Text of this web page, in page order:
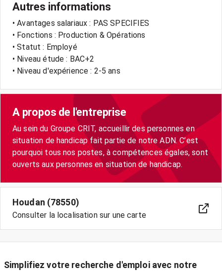
Autres informations
• Avantages salariaux : PAS SPECIFIES
• Fonctions : Production & Opérations
• Statut : Employé
• Niveau étude : BAC+2
• Niveau d'expérience : 2-5 ans
A propos de l'entreprise
Au sein du Groupe CRIT, accueillir des personnes en
situation de handicap fait partie de notre ADN. C’est
pourquoi tous nos postes, à compétences égales, sont
Houdan (78550)
Consulter la localisation sur une carte
Simplifiez votre recherche d'emploi avec notre